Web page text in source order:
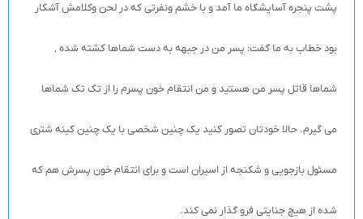
پشت پنجره آسایشگاه ما آمد و با خشم ونفرتی که در لحن وکلامش آشکار
بود خطاب به ما گفت: پسر من در جبهه به دست شماها کشته شده ‚
شماها قاتل پسر من هستید و من انتقام خون پسرم را از تک تک شماها
می گیرم. حالا خودتان تصور کنید یک چنین شخصی با یک چنین کینه شتری
مسئول بازجویی و شکنجه از اسیران است و برای انتقام خون پسرش هم که
شده از هیچ جنایتی فرو گذار نمی کند.